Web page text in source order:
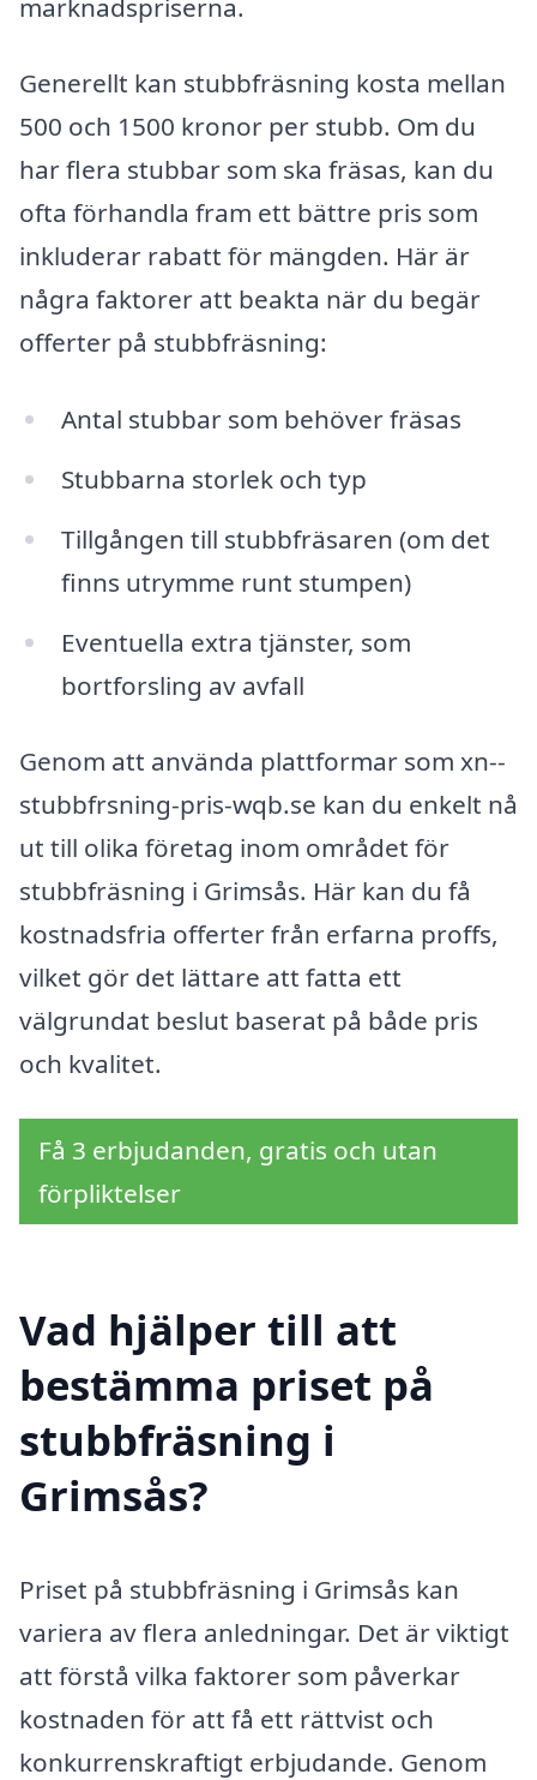
Generellt kan stubbfräsning kosta mellan
500 och 1500 kronor per stubb. Om du
har flera stubbar som ska fräsas, kan du
ofta förhandla fram ett bättre pris som
inkluderar rabatt för mängden. Här är
några faktorer att beakta när du begär
offerter på stubbfräsning:
Antal stubbar som behöver fräsas
Stubbarna storlek och typ
Tillgången till stubbfräsaren (om det
finns utrymme runt stumpen)
Eventuella extra tjänster, som
bortforsling av avfall
Genom att använda plattformar som xn--
stubbfrsning-pris-wqb.se kan du enkelt nå
ut till olika företag inom området för
stubbfräsning i Grimsås. Här kan du få
kostnadsfria offerter från erfarna proffs,
vilket gör det lättare att fatta ett
välgrundat beslut baserat på både pris
och kvalitet.
Få 3 erbjudanden, gratis och utan
förpliktelser
Vad hjälper till att
bestämma priset på
stubbfräsning i
Grimsås?
Priset på stubbfräsning i Grimsås kan
variera av flera anledningar. Det är viktigt
att förstå vilka faktorer som påverkar
kostnaden för att få ett rättvist och
konkurrenskraftigt erbjudande. Genom